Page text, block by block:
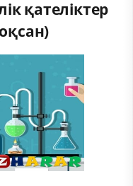
қателіктер